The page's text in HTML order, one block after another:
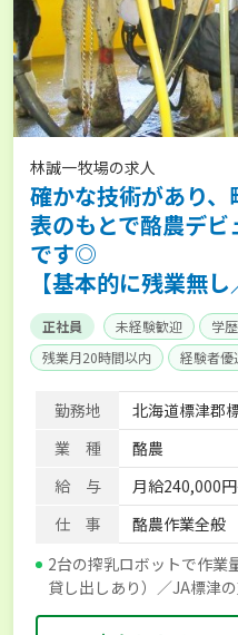
林誠一牧場の求人
確かな技術があり
表のもとで酪農デ
です◎
【基本的に残業無
正社員 未経験歓迎 学
残業月20時間以内
経験者優
勤務地
北海道標津郡
業 種
酪農
給 与
月給240,000
仕 事
酪農作業全般
2台の搾乳ロボットで作業
貸し出しあり）／JA標津